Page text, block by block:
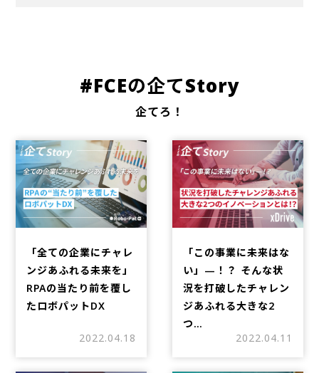
#FCEの企てStory
企てろ！
「全ての企業にチャレ
ンジあふれる未来を」
RPAの当たり前を覆し
たロボパットDX
2022.04.18
「この事業に未来はな
い」—！？ そんな状
況を打破したチャレン
ジあふれる大きな2
つ…
2022.04.11